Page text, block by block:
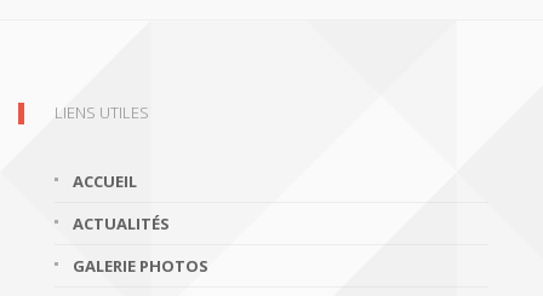
LIENS UTILES
ACCUEIL
ACTUALITÉS
GALERIE PHOTOS